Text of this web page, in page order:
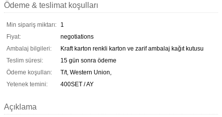
Ödeme & teslimat koşulları
Min sipariş miktarı:
1
Fiyat:
negotiations
Ambalaj bilgileri:
Kraft karton renkli karton ve zarif ambalaj kağıt kutusu
Teslim süresi:
15 gün sonra ödeme
Ödeme koşulları:
T/t, Western Union,
Yetenek temini:
400SET / AY
Açıklama